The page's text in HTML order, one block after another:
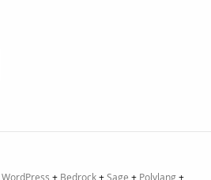
WordPress + Bedrock+Sage + Polylang+